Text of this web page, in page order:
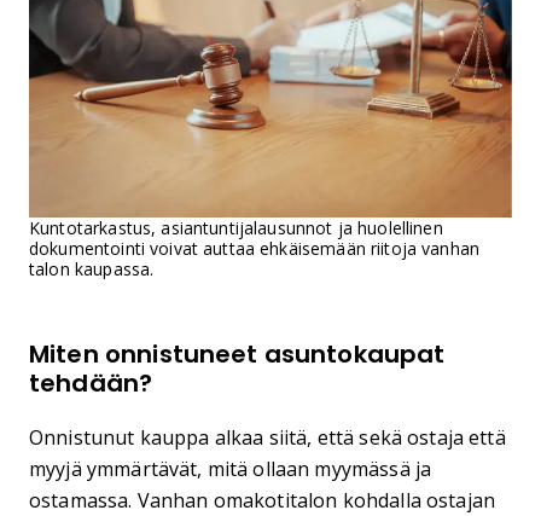
Kuntotarkastus, asiantuntijalausunnot ja huolellinen
dokumentointi voivat auttaa ehkäisemään riitoja vanhan
talon kaupassa.
Miten onnistuneet asuntokaupat
tehdään?
Onnistunut kauppa alkaa siitä, että sekä ostaja että
myyjä ymmärtävät, mitä ollaan myymässä ja
ostamassa. Vanhan omakotitalon kohdalla ostajan